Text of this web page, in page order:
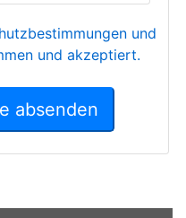
und
und akzeptiert.
absenden